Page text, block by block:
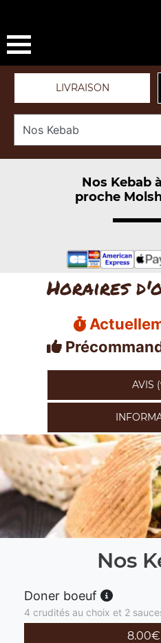
LIVRAISON
Nos Kebab
proche
Horaires
AVIS
Nos
Doner boeuf
4 crudités au choix et 2
8.00€